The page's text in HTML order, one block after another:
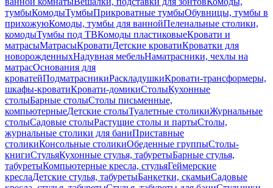
тумбыКомодыТумбыПрикроватные тумбыОбувницы, тумбы в
прихожуюКомоды, тумбы для ваннойПеленальные столики,
комодыТумбы под ТВКомоды пластиковыеКровати и
матрасыМатрасыКроватиДетские кроватиКроватки для
новорожденныхНадувная мебельНаматрасники, чехлы на
матрасОснования для
кроватейПодматрасникиРаскладушкиКровати-трансформеры,
шкафы-кроватиКровати-домикиСтолыКухонные
столыБарные столыСтолы письменные,
компьютерныеДетские столыТуалетные столикиЖурнальные
столыСадовые столыРастущие столы и партыСтолы,
журнальные столики для баниПриставные
столикиКонсольные столикиОбеденные группыСтолы-
книгиСтульяКухонные стулья, табуретыБарные стулья,
табуретыКомпьютерные кресла, стульяГеймерские
креслаДетские стулья, табуретыБанкетки, скамьиСадовые